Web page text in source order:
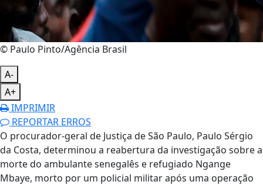
© Paulo Pinto/Agência Brasil
A-
A+
IMPRIMIR
REPORTAR ERROS
O procurador-geral de Justiça de São Paulo, Paulo Sérgio
da Costa, determinou a reabertura da investigação sobre a
morte do ambulante senegalês e refugiado Ngange
Mbaye, morto por um policial militar após uma operação